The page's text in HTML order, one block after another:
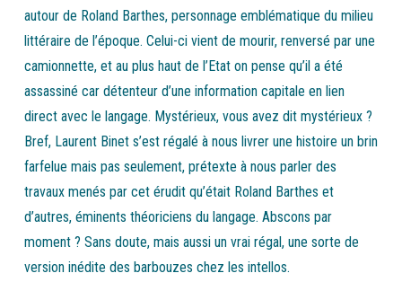
autour de Roland Barthes, personnage emblématique du milieu
littéraire de l’époque. Celui-ci vient de mourir, renversé par une
camionnette, et au plus haut de l’Etat on pense qu’il a été
assassiné car détenteur d’une information capitale en lien
direct avec le langage. Mystérieux, vous avez dit mystérieux ?
Bref, Laurent Binet s’est régalé à nous livrer une histoire un brin
farfelue mais pas seulement, prétexte à nous parler des
travaux menés par cet érudit qu’était Roland Barthes et
d’autres, éminents théoriciens du langage. Abscons par
moment ? Sans doute, mais aussi un vrai régal, une sorte de
version inédite des barbouzes chez les intellos.